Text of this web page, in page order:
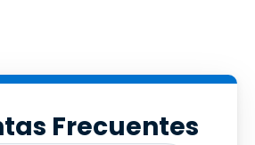
Frecuentes